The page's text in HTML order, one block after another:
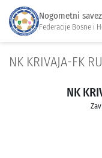
Nogometni savez
Federacije Bosne i
NK KRIVAJA-FK
NK